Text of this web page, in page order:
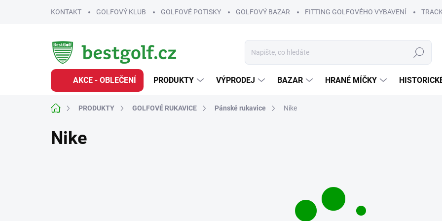
KONTAKT GOLFOVÝ KLUB GOLFOVÉ POTISKY GOLFOVÝ BAZAR FITTING GOLFOVÉHO VYBAVENÍ
Hledat
AKCE - OBLEČENÍ PRODUKTY VÝPRODEJ BAZAR HRANÉ MÍČKY
Domů PRODUKTY GOLFOVÉ RUKAVICE Pánské rukavice Nike
Nike